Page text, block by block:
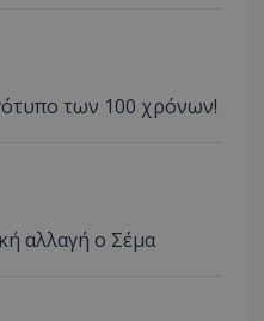
των 100 χρόνων!
αλλαγή ο Σέμα